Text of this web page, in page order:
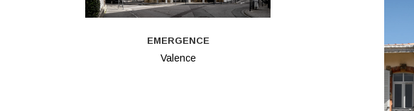
EMERGENCE
Valence